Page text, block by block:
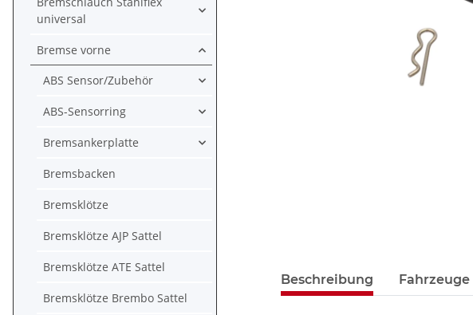
Beschreibung Fahrzeuge
universal
Bremse vorne
ABS Sensor/Zubehör
ABS-Sensorring
Bremsankerplatte
Bremsbacken
Bremsklötze
Bremsklötze AJP Sattel
Bremsklötze ATE Sattel
Bremsklötze Brembo Sattel